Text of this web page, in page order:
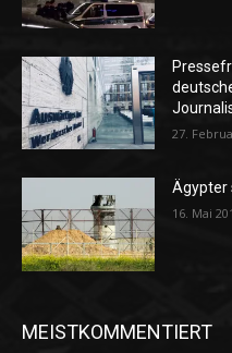
27.
Ägypter
16. Mai
MEISTKOMMENTIERT